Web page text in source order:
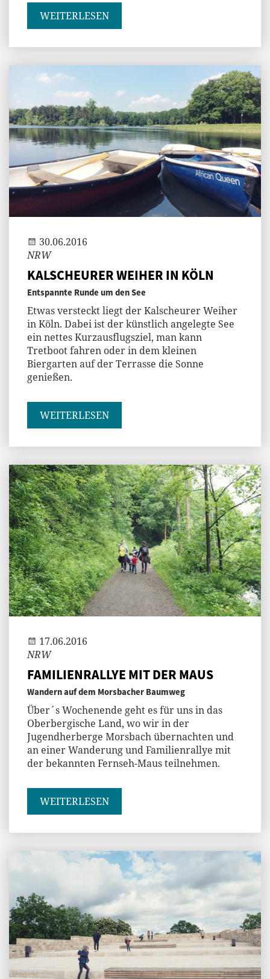
WEITERLESEN
Jenny
30.06.2016
NRW
KALSCHEURER WEIHER IN KÖLN
Entspannte Runde um den See
Etwas versteckt liegt der Kalscheurer Weiher
in Köln. Dabei ist der künstlich angelegte See
ein nettes Kurzausflugsziel, man kann
Tretboot fahren oder in dem kleinen
Biergarten auf der Terrasse die Sonne
genießen.
WEITERLESEN
Andi
17.06.2016
NRW
FAMILIENRALLYE MIT DER MAUS
Wandern auf dem Morsbacher Baumweg
Über´s Wochenende geht es für uns in das
Oberbergische Land, wo wir in der
Jugendherberge Morsbach übernachten und
an einer Wanderung und Familienrallye mit
der bekannten Fernseh-Maus teilnehmen.
WEITERLESEN